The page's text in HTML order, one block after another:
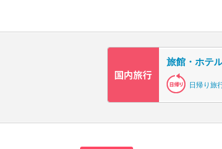
旅館・ホテ
日帰り旅